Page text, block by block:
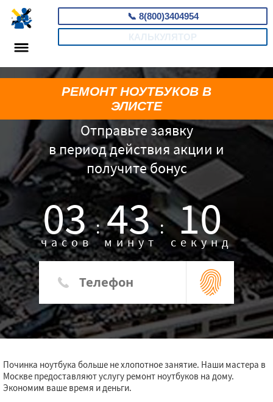
📞 8(800)3404954
КАЛЬКУЛЯТОР
Отправьте заявку
в период действия акции и
получите бонус
03 :
часов 43 :
минут 09
секунд
РЕМОНТ НОУТБУКОВ В
ЭЛИСТЕ
Починка ноутбука больше не хлопотное занятие. Наши мастера в
Москве предоставляют услугу ремонт ноутбуков на дому.
Экономим ваше время и деньги.